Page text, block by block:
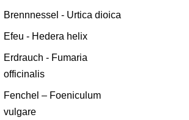
Brennnessel - Urtica dioica
Efeu - Hedera helix
Erdrauch - Fumaria
officinalis
Fenchel – Foeniculum
vulgare